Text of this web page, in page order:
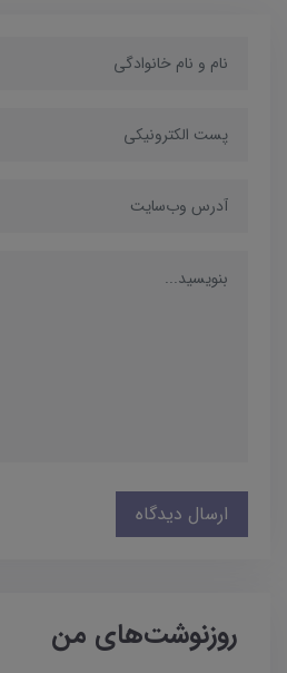
ارسال دیدگاه
روزنوشت‌های من